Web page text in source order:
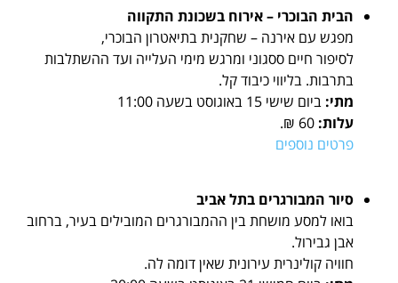
הבית הבוכרי – אירוח בשכונת התקווה
מפגש עם אירנה – שחקנית בתיאטרון הבוכרי,
לסיפור חיים ססגוני ומרגש מימי העלייה ועד ההשתלבות
בתרבות. בליווי כיבוד קל.
מתי: ביום שישי 15 באוגוסט בשעה 11:00
עלות:
פרטים נוספים
סיור המבורגרים בתל אביב
בואו למסע מושחת בין ההמבורגרים המובילים בעיר, ברחוב
אבן גבירול.
חוויה קולינרית עירונית שאין דומה לה.